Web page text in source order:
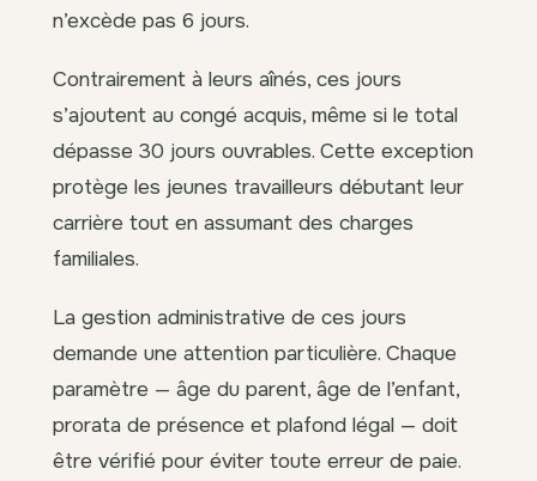
n’excède pas 6 jours.
Contrairement à leurs aînés, ces jours
s’ajoutent au congé acquis, même si le total
dépasse 30 jours ouvrables. Cette exception
protège les jeunes travailleurs débutant leur
carrière tout en assumant des charges
familiales.
La gestion administrative de ces jours
demande une attention particulière. Chaque
paramètre — âge du parent, âge de l’enfant,
prorata de présence et plafond légal — doit
être vérifié pour éviter toute erreur de paie.